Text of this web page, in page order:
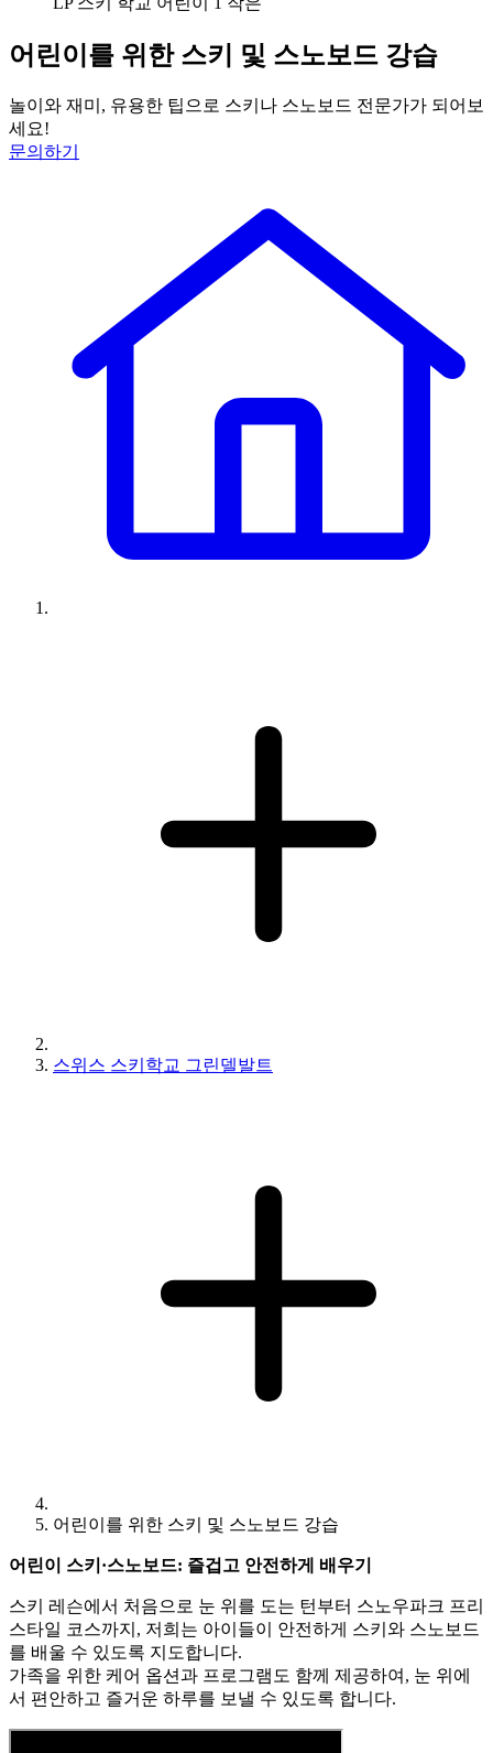
어린이를 위한 스키 및 스노보드 강습
놀이와 재미, 유용한 팁으로 스키나 스노보드 전문가가 되어보
세요!
문의하기
스위스 스키학교 그린델발트
어린이를 위한 스키 및 스노보드 강습
어린이 스키·스노보드: 즐겁고 안전하게 배우기
스키 레슨에서 처음으로 눈 위를 도는 턴부터 스노우파크 프리
스타일 코스까지, 저희는 아이들이 안전하게 스키와 스노보드
를 배울 수 있도록 지도합니다.
가족을 위한 케어 옵션과 프로그램도 함께 제공하여, 눈 위에
서 편안하고 즐거운 하루를 보낼 수 있도록 합니다.